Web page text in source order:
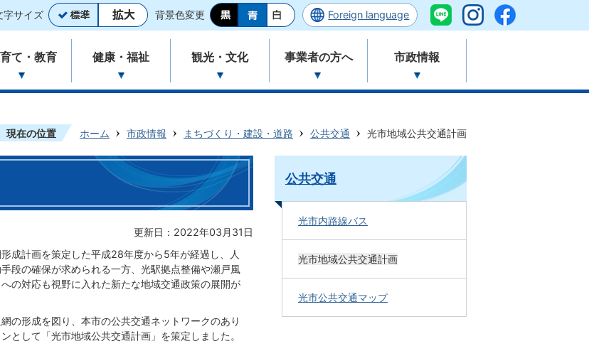
字サイズ 背景色変更 Foreign language
て・教育 健康・福祉 観光・文化 事業者の方へ 市政情報
現在の位置 ホーム 市政情報 まちづくり・建設・道路 公共交通 光市地域公共交通計画
更新日：2022年03月31日
成計画を策定した平成28年度から5年が経過し、人
段の確保が求められる一方、光駅拠点整備や瀬戸風
の対応も視野に入れた新たな地域交通政策の展開が
の形成を図り、本市の公共交通ネットワークのあり
として「光市地域公共交通計画」を策定しました。
公共交通
光市内路線バス
光市地域公共交通計画
光市公共交通マップ